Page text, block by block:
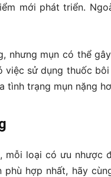
mới phát triển.
nhưng mụn có thể
việc sử dụng thuốc bôi
tình trạng mụn nặng
mỗi loại có ưu nhược
hợp nhất, hãy